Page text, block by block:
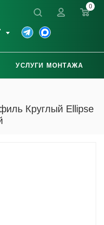
0
УСЛУГИ МОНТАЖА
Круглый Ellipse